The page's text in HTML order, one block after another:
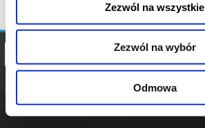
Zezwól na wszystkie
Zezwól na wybór
Odmowa
POLITYKA